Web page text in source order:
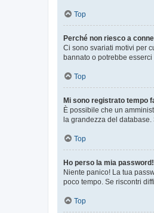
Top
Perché non riesco a
Ci sono svariati motivi per
bannato o potrebbe
Top
Mi sono registrato tempo
È possibile che un
la grandezza del database.
Top
Ho perso la mia password!
Niente panico! La tua
poco tempo. Se riscontri
Top